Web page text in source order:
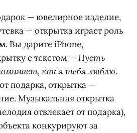
— ювелирное изделие,
— открытка играет роль
. Вы дарите iPhone,
с текстом —Пусть
как я тебя люблю.
подарка, открытка —
Музыкальная открытка
отвлекает от подарка),
конкурируют за